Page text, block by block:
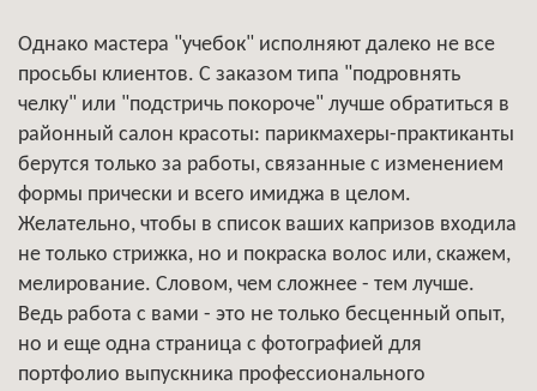
Однако мастера "учебок" исполняют далеко не все
просьбы клиентов. С заказом типа "подровнять
челку" или "подстричь покороче" лучше обратиться в
районный салон красоты: парикмахеры-практиканты
берутся только за работы, связанные с изменением
формы прически и всего имиджа в целом.
Желательно, чтобы в список ваших капризов входила
не только стрижка, но и покраска волос или, скажем,
мелирование. Словом, чем сложнее - тем лучше.
Ведь работа с вами - это не только бесценный опыт,
но и еще одна страница с фотографией для
портфолио выпускника профессионального